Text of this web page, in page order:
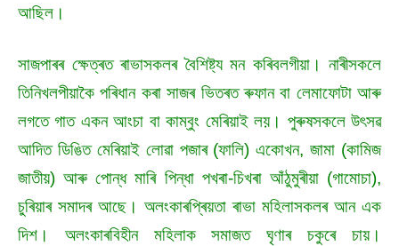
আছিল।
সাজপাৰৰ ক্ষেত্ৰত ৰাভাসকলৰ বৈশিষ্ট্য মন কৰিবলগীয়া। নাৰীসকলে
তিনিখলপীয়াকৈ পৰিধান কৰা সাজৰ ভিতৰত ৰুফান বা লেমাফোটা আৰু
লগতে গাত একন আংচা বা কাম্বুং মেৰিয়াই লয়। পুৰুষসকলে উৎসৱ
আদিত ডিঙিত মেৰিয়াই লোৱা পজাৰ (ফালি) একোখন, জামা (কামিজ
জাতীয়) আৰু পোন্ধ মাৰি পিন্ধা পখৰা-চিখৰা আঁঠুমুৰীয়া (গামোচা),
চুৰিয়াৰ সমাদৰ আছে। অলংকাৰপ্ৰিয়তা ৰাভা মহিলাসকলৰ আন এক
দিশ। অলংকাৰবিহীন মহিলাক সমাজত ঘৃণাৰ চকুৰে চায়।